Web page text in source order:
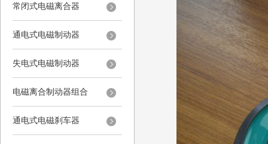
常闭式电磁离合器
通电式电磁制动器
失电式电磁制动器
电磁离合制动器组合
通电式电磁刹车器